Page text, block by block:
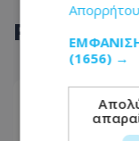
ΡΟΗ
07.08.2026 - 23:58
Απορρήτου
(1656) →